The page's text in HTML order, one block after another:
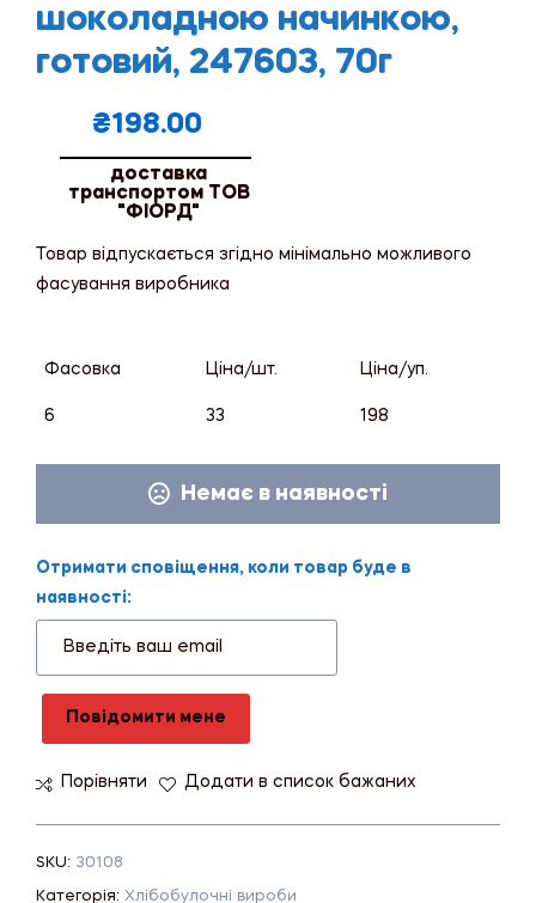
шоколадною начинкою,
готовий, 247603, 70г
₴198.00
доставка
транспортом ТОВ
"ФІОРД"
Товар відпускається згідно мінімально можливого
фасування виробника
Фасовка Ціна/шт. Ціна/уп.
6 33 198
Немає в наявності
Отримати сповіщення, коли товар буде в
наявності:
Повідомити мене
Порівняти Додати в список бажаних
SKU: 30108
Категорія: Хлібобулочні вироби